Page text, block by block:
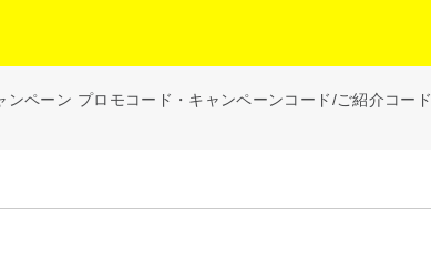
ンペーン プロモコード・キャンペーンコード/ご紹介コード